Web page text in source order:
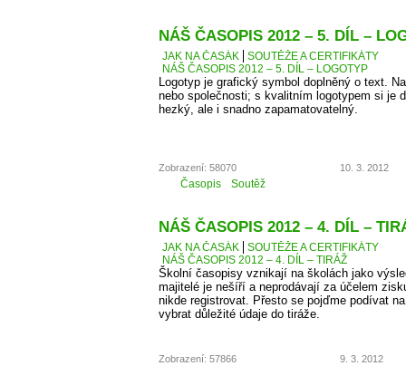
NÁŠ ČASOPIS 2012 – 5. DÍL –
JAK NA ČASÁK
SOUTĚŽE A CERTIFIKÁTY
NÁŠ ČASOPIS 2012 – 5. DÍL – LOGOTYP
Logotyp je grafický symbol doplněný o text.
nebo společnosti; s kvalitním logotypem si je
hezký, ale i snadno zapamatovatelný.
Zobrazení: 58070 10. 3. 2012
Časopis Soutěž
NÁŠ ČASOPIS 2012 – 4. DÍL –
JAK NA ČASÁK
SOUTĚŽE A CERTIFIKÁTY
NÁŠ ČASOPIS 2012 – 4. DÍL – TIRÁŽ
Školní časopisy vznikají na školách jako
majitelé je nešíří a neprodávají za účelem
nikde registrovat. Přesto se pojďme podívat
vybrat důležité údaje do tiráže.
Zobrazení: 57866 9. 3. 2012